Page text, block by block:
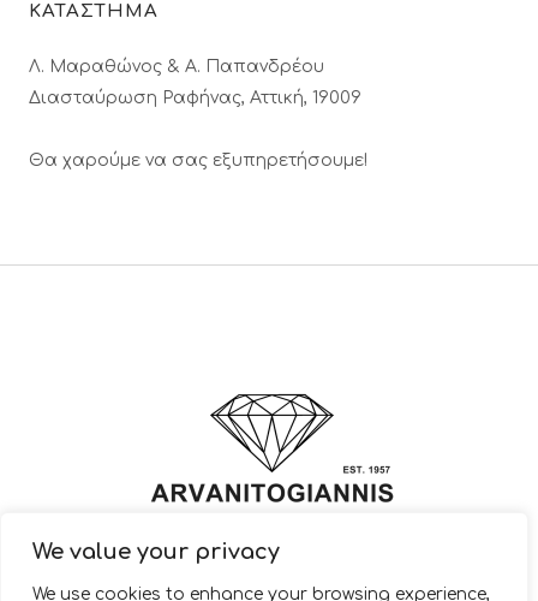
We value your privacy
We use cookies to enhance your browsing experience,
ΚΑΤΑΣΤΗΜΑ
Λ. Μαραθώνος & A. Παπανδρέου
Διασταύρωση Ραφήνας, Αττική, 19009
Θα χαρούμε να σας εξυπηρετήσουμε!
© 2022 ARVANITOGIANNIS – Jewelry Design & Manufacturing |